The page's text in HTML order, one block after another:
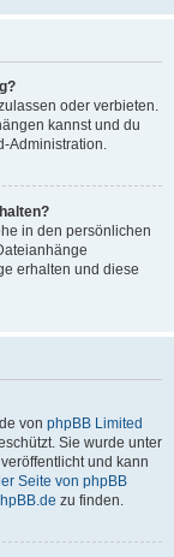
oder verbieten.
kannst und du
Administration.
in den persönlichen
erhalten und diese
von phpBB Limited
Sie wurde unter
und kann
Seite von phpBB
zu finden.